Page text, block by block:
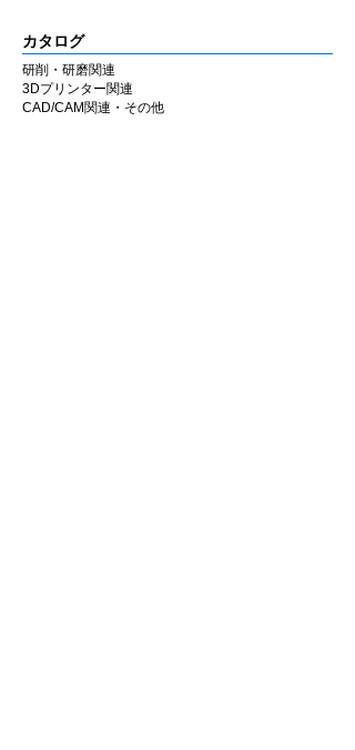
カタログ
研削・研磨関連
3Dプリンター関連
CAD/CAM関連・その他